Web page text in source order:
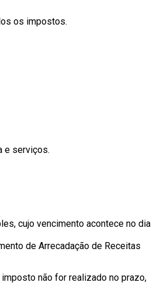
os impostos.
e serviços.
cujo vencimento acontece no dia
de Arrecadação de Receitas
não for realizado no prazo,